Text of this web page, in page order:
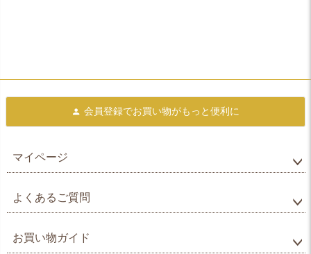
会員登録でお買い物がもっと便利に
マイページ
よくあるご質問
お買い物ガイド